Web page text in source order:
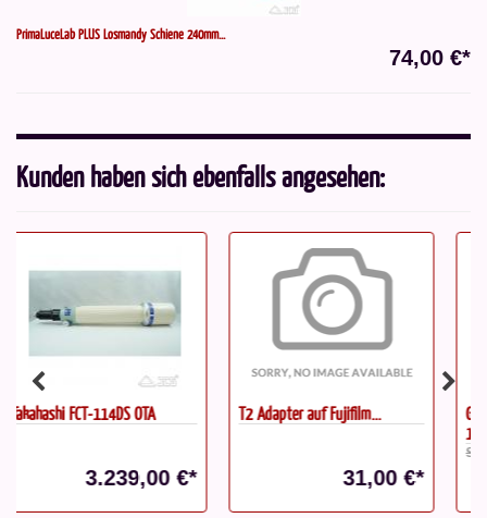
PrimaLuceLab PLUS Losmandy Schiene 240mm...
74,00 €*
Kunden haben sich ebenfalls angesehen:
T2 Adapter auf Fujifilm...
31,00 €*
Galaxy D10-P-MC *gebraucht*
699,00 €*